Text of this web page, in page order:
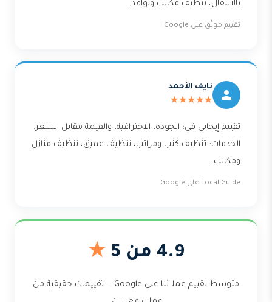
بالانتقال، تنظيف مكاتب ونوافذ.
تقييم موثّق على Google
نايف الأحمد
★★★★★
تقييم إيجابي في: الجودة، الاحترافية، والقيمة مقابل السعر.
الخدمات: تنظيف كنب ومراتب، تنظيف عميق، تنظيف منازل
ومكاتب.
Local Guide على Google
4.9 من 5 ★
متوسط تقييم عملائنا على Google — تقييمات حقيقية من